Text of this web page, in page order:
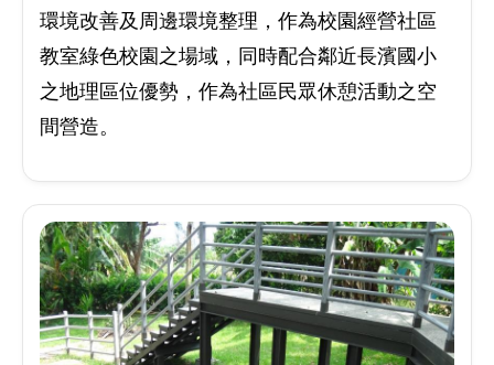
環境改善及周邊環境整理，作為校園經營社區
教室綠色校園之場域，同時配合鄰近長濱國小
之地理區位優勢，作為社區民眾休憩活動之空
間營造。